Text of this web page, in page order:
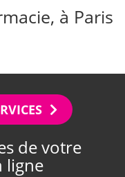
à Paris
de votre
ligne